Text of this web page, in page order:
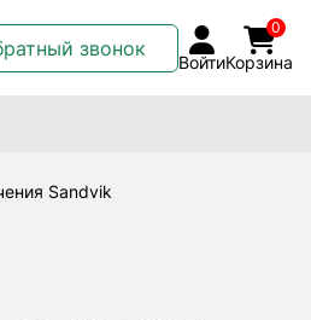
звонок
ВойтиКорзина
0
Sandvik